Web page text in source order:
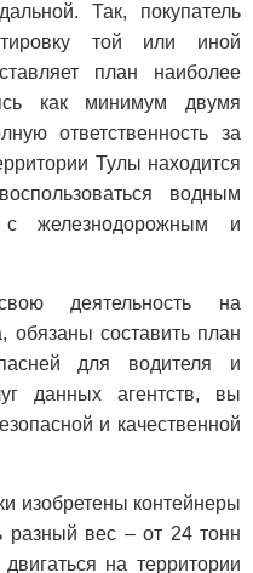
Так, покупатель
той или иной
план наиболее
как минимум двумя
ответственность за
Тулы находится
водным
с железнодорожным и
деятельность на
обязаны составить план
для водителя и
данных агентств, вы
и качественной
изобретены контейнеры
разный вес – от 24 тонн
на территории